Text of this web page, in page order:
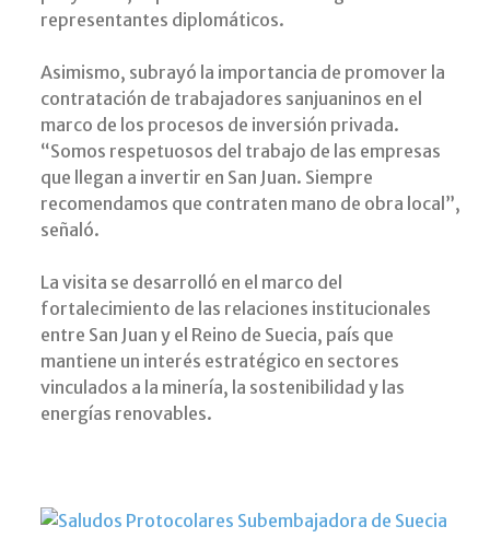
representantes diplomáticos.
Asimismo, subrayó la importancia de promover la
contratación de trabajadores sanjuaninos en el
marco de los procesos de inversión privada.
“Somos respetuosos del trabajo de las empresas
que llegan a invertir en San Juan. Siempre
recomendamos que contraten mano de obra local”,
señaló.
La visita se desarrolló en el marco del
fortalecimiento de las relaciones institucionales
entre San Juan y el Reino de Suecia, país que
mantiene un interés estratégico en sectores
vinculados a la minería, la sostenibilidad y las
energías renovables.